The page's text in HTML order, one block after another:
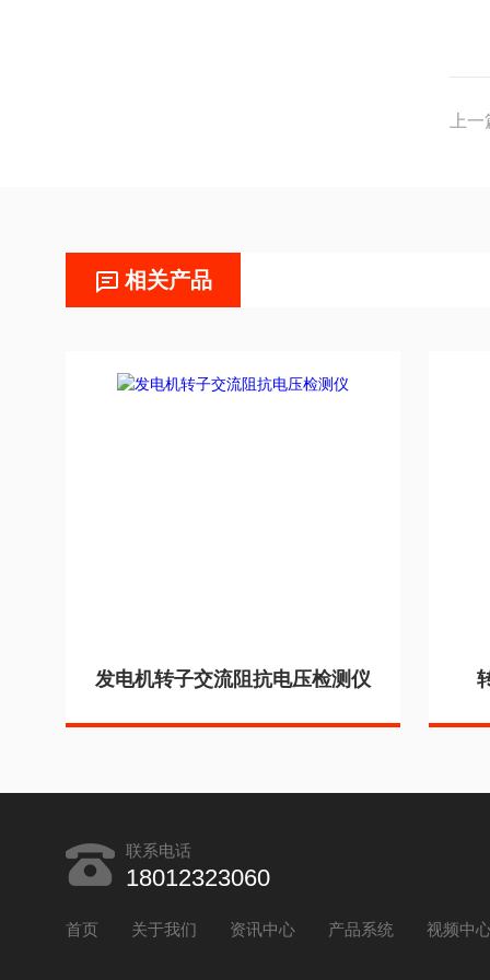
上
相关产品
发电机转子交流阻抗电压检测仪
联系电话
18012323060
首页 关于我们 资讯中心 产品系统 视频中